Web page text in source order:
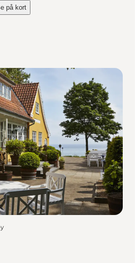
Remisen"
på kort
Restaurant Remisen on_map